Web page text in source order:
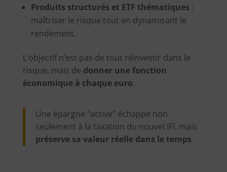
Produits structurés et ETF thématiques :
maîtriser le risque tout en dynamisant le
rendement.
L’objectif n’est pas de tout réinvestir dans le
risque, mais de donner une fonction
économique à chaque euro.
Une épargne “active” échappe non
seulement à la taxation du nouvel IFI, mais
préserve sa valeur réelle dans le temps.